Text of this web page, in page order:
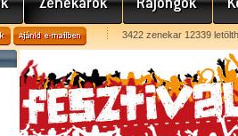
3422 zenekar 12339